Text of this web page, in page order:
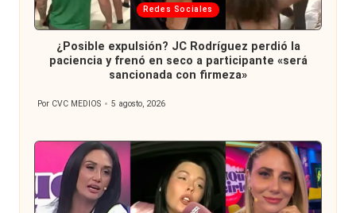
Publicada
en
Redes Sociales
¿Posible expulsión? JC Rodríguez perdió la
paciencia y frenó en seco a participante «será
sancionada con firmeza»
Publicado
Por CVC MEDIOS 5 agosto, 2026